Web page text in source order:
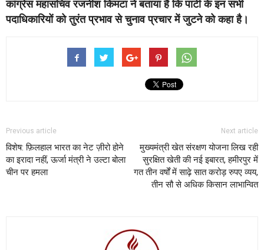
कांग्रेस महासचिव रजनीश किमटा ने बताया है कि पार्टी के इन सभी
पदाधिकारियों को तुरंत प्रभाव से चुनाव प्रचार में जुटने को कहा है।
Previous article
विशेष: फ़िलहाल भारत का नेट ज़ीरो होने
का इरादा नहीं, ऊर्जा मंत्री ने उल्टा बोला
चीन पर हमला
Next article
मुख्यमंत्री खेत संरक्षण योजना लिख रही
सुरक्षित खेती की नई इबारत, हमीरपुर में
गत तीन वर्षों में साढ़े सात करोड़ रुपए व्यय,
तीन सौ से अधिक किसान लाभान्वित